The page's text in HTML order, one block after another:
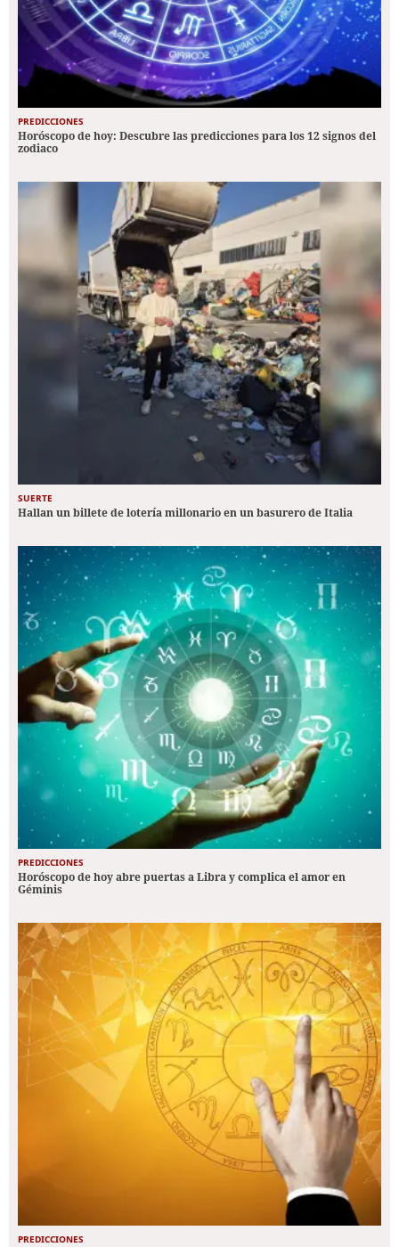
PREDICCIONES
Horóscopo de hoy: Descubre las predicciones para los 12 signos del
zodiaco
SUERTE
Hallan un billete de lotería millonario en un basurero de Italia
PREDICCIONES
Horóscopo de hoy abre puertas a Libra y complica el amor en
Géminis
PREDICCIONES